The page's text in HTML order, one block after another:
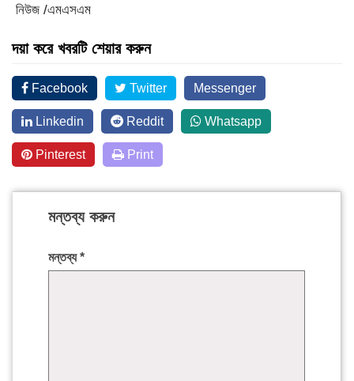
নিউজ /এমএসএম
দয়া করে খবরটি শেয়ার করুন
Facebook Twitter Messenger
Linkedin Reddit Whatsapp
Pinterest Print
মন্তব্য করুন
মন্তব্য*